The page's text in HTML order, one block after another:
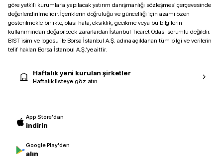
göre yetkili kurumlarla yapılacak yatırım danışmanlığı sözleşmesi çerçevesinde
değerlendirilmelidir. İçeriklerin doğruluğu ve güncelliği için azami özen
gösterilmekle birlikte, olası hata, eksiklik, gecikme veya bu bilgilerin
kullanımından doğabilecek zararlardan İstanbul Ticaret Odası sorumlu değildir.
BIST isim ve logosu ile Borsa İstanbul A.Ş. adına açıklanan tüm bilgi ve verilerin
telif hakları Borsa İstanbul A.Ş.’ye aittir.
Haftalık yeni kurulan şirketler
Haftalık listeye göz atın
App Store'dan
indirin
Google Play'den
alın